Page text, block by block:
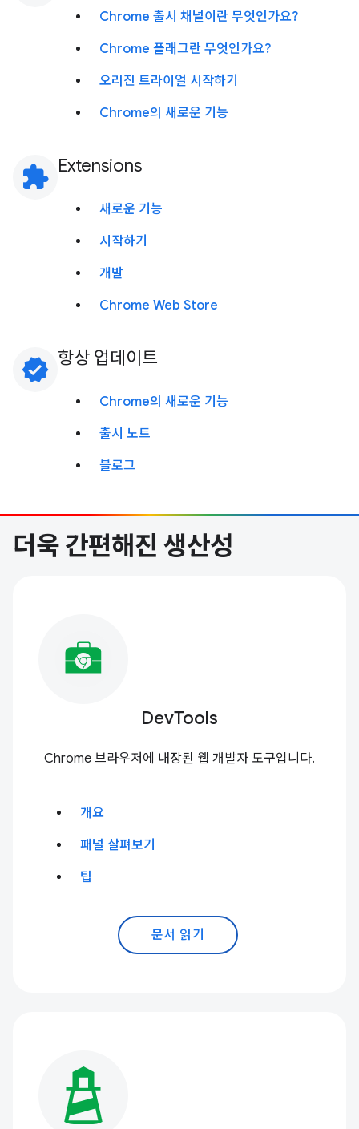
Chrome 출시 채널이란 무엇인가요?
Chrome 플래그란 무엇인가요?
오리진 트라이얼 시작하기
Chrome의 새로운 기능
extension Extensions
새로운 기능
시작하기
개발
Chrome Web Store
verified 항상 업데이트
Chrome의 새로운 기능
출시 노트
블로그
더욱 간편해진 생산성
DevTools
Chrome 브라우저에 내장된 웹 개발자 도구입니다.
개요
패널 살펴보기
팁
문서 읽기